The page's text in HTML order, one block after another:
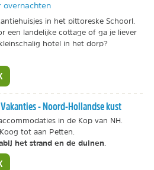
overnachten
in het pittoreske Schoorl.
een landelijke cottage of ga je liever
hotel in het dorp?
- Noord-Hollandse kust
in de Kop van NH.
tot aan Petten.
het strand en de duinen